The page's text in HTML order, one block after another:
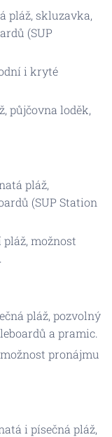
pláž, skluzavka,
(SUP
i kryté
půjčovna loděk,
pláž,
(SUP Station
možnost
pláž, pozvolný
a pramic.
pronájmu
i písečná pláž,